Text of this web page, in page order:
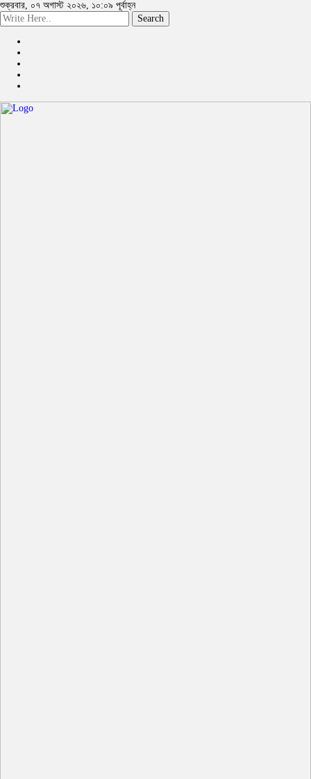
শুক্রবার, ০৭ অগাস্ট ২০২৬, ১০:০৯ পূর্বাহ্ন
Search